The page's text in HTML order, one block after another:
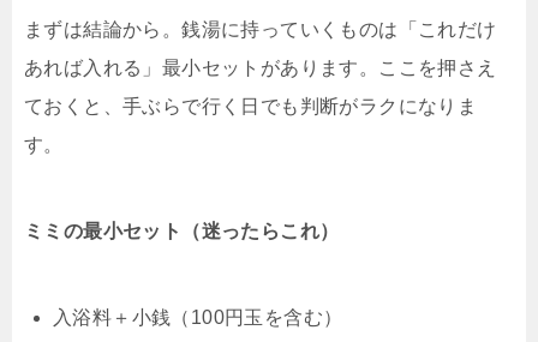
まずは結論から。銭湯に持っていくものは「これだけ
あれば入れる」最小セットがあります。ここを押さえ
ておくと、手ぶらで行く日でも判断がラクになりま
す。
ミミの最小セット（迷ったらこれ）
入浴料＋小銭（100円玉を含む）